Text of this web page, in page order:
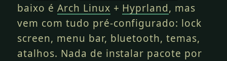
baixo é Arch Linux + Hyprland, mas
vem com tudo pré-configurado: lock
screen, menu bar, bluetooth, temas,
atalhos. Nada de instalar pacote por